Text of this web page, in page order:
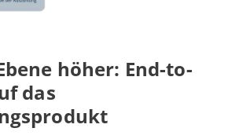
höher: End-to-
das